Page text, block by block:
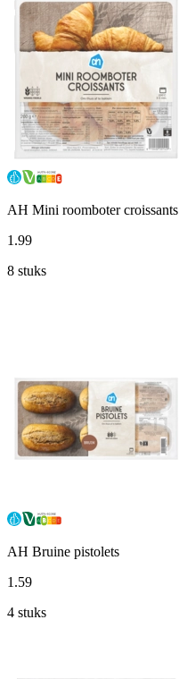
AH Mini roomboter croissants
1 .99
8 stuks
AH Bruine pistolets
1 .59
4 stuks